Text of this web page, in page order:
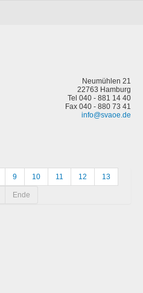
Neumühlen 21
22763 Hamburg
Tel 040 - 881 14 40
Fax 040 - 880 73 41
info@svaoe.de
9 10 11 12 13
Ende